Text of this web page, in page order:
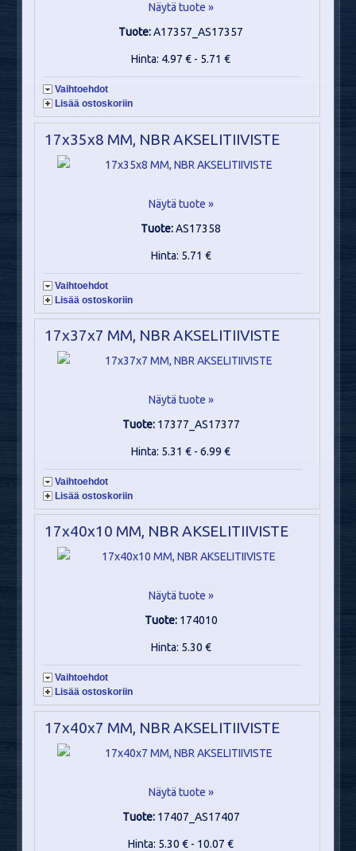
Näytä tuote »
Tuote:A17357_AS17357
Hinta: 4.97 € - 5.71 €
Vaihtoehdot
Lisää ostoskoriin
17x35x8 MM, NBR AKSELITIIVISTE
Näytä tuote »
Tuote:AS17358
Hinta: 5.71 €
Vaihtoehdot
Lisää ostoskoriin
17x37x7 MM, NBR AKSELITIIVISTE
Näytä tuote »
Tuote: 17377_AS17377
Hinta: 5.31 € - 6.99 €
Vaihtoehdot
Lisää ostoskoriin
17x40x10 MM, NBR AKSELITIIVISTE
Näytä tuote »
Tuote: 174010
Hinta: 5.30 €
Vaihtoehdot
Lisää ostoskoriin
17x40x7 MM, NBR AKSELITIIVISTE
Näytä tuote »
Tuote: 17407_AS17407
Hinta: 5.30 € - 10.07 €